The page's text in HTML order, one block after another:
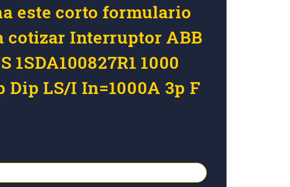
este corto formulario
cotizar Interruptor ABB
1SDA100827R1 1000
Dip LS/I In=1000A 3p F